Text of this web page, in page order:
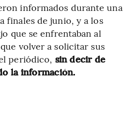
informados durante una
finales de junio, y a los
que se enfrentaban al
volver a solicitar sus
periódico, sin decir de
la información.